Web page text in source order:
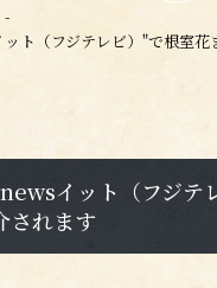
ト（フジテレビ）"で根室花
イット（フジテ
されます